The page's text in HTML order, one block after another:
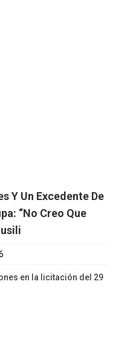
Y Un Excedente De
“No Creo Que
en la licitación del 29